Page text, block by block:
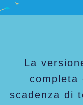
La
completa
scadenza di